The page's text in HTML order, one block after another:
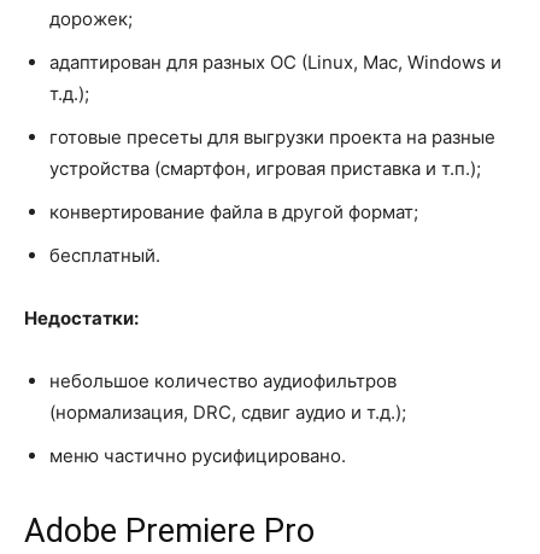
дорожек;
адаптирован для разных ОС (Linux, Mac, Windows и
т.д.);
готовые пресеты для выгрузки проекта на разные
устройства (смартфон, игровая приставка и т.п.);
конвертирование файла в другой формат;
бесплатный.
Недостатки:
небольшое количество аудиофильтров
(нормализация, DRC, сдвиг аудио и т.д.);
меню частично русифицировано.
Adobe Premiere Pro​